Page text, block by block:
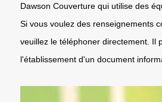
Dawson Couverture qui utilise des
Si vous voulez des renseignements
veuillez le téléphoner directement. Il
l'établissement d'un document